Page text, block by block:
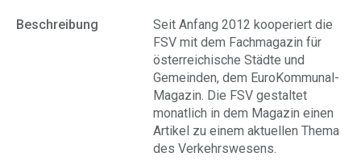
Beschreibung
Seit Anfang 2012 kooperiert die
FSV mit dem Fachmagazin für
österreichische Städte und
Gemeinden, dem EuroKommunal-
Magazin. Die FSV gestaltet
monatlich in dem Magazin einen
Artikel zu einem aktuellen Thema
des Verkehrswesens.